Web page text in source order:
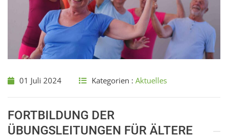
01 Juli 2024 Kategorien : Aktuelles
FORTBILDUNG DER
ÜBUNGSLEITUNGEN FÜR ÄLTERE